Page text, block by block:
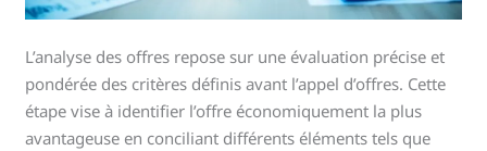
L’analyse des offres repose sur une évaluation précise et
pondérée des critères définis avant l’appel d’offres. Cette
étape vise à identifier l’offre économiquement la plus
avantageuse en conciliant différents éléments tels que